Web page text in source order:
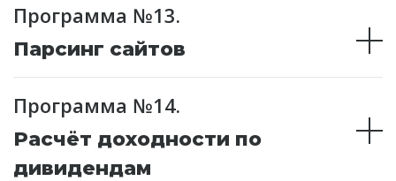
Программа №13.
Парсинг сайтов
Программа №14.
Расчёт доходности по
дивидендам